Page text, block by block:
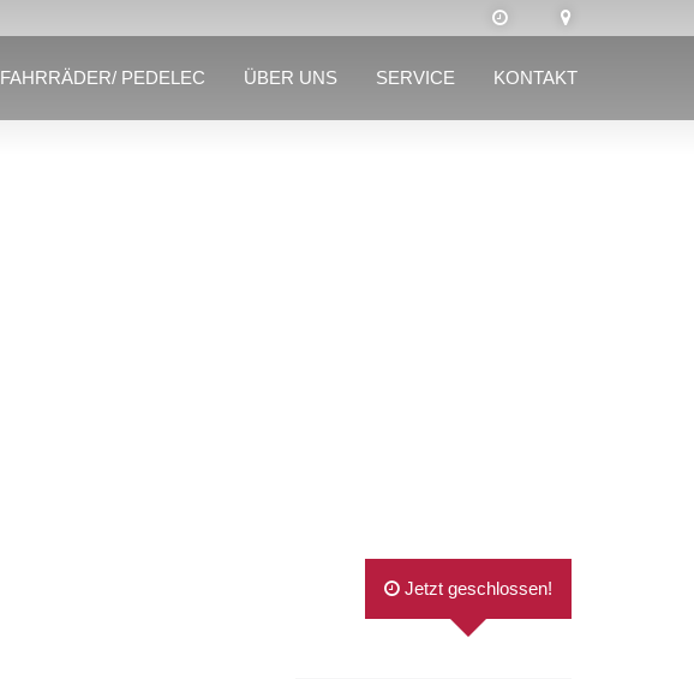
FAHRRÄDER/ PEDELEC ÜBER UNS SERVICE KONTAKT
Jetzt geschlossen!